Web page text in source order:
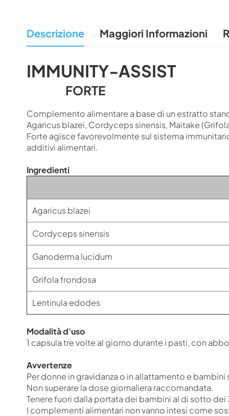
galleria
di
Descrizione
IMMUNITY-ASSIST
FORTE
Complemento alimentare a base di un estratto
Agaricus blazei, Cordyceps sinensis, Maitake
Forte agisce favorevolmente sul sistema
additivi alimentari.
Ingredienti
Agaricus blazei
Cordyceps sinensis
Ganoderma lucidum
Grifola frondosa
Lentinula edodes
Modalità d'uso
1 capsula tre volte al giorno durante i pasti, con
Avvertenze
Per donne in gravidanza o in allattamento e
Non superare la dose giornaliera raccomandata.
Tenere fuori dalla portata dei bambini al di sotto dei
I complementi alimentari non vanno intesi come
Maggiori Informazioni